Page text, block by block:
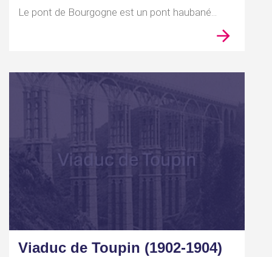
Le pont de Bourgogne est un pont haubané...
Viaduc de Toupin (1902-1904)